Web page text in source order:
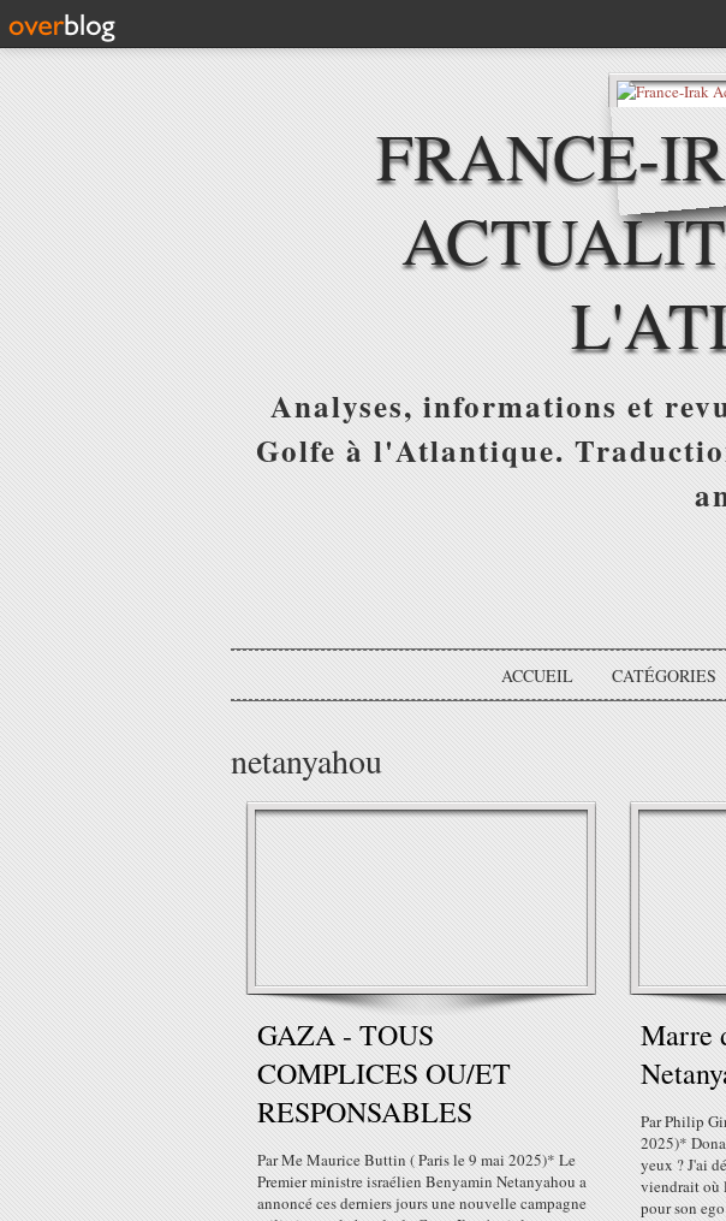
FRANCE-
Analyses, informations et
Golfe à l'Atlantique.
ACCUEIL CATÉGORIES
netanyahou
GAZA - TOUS
COMPLICES OU/ET
RESPONSABLES
Par Me Maurice Buttin ( Paris le 9 mai 2025)* Le
Premier ministre israélien Benyamin Netanyahou a
annoncé ces derniers jours une nouvelle campagne
Marre
Par Philip
2025)*
yeux ? J'ai
viendrait où
pour son